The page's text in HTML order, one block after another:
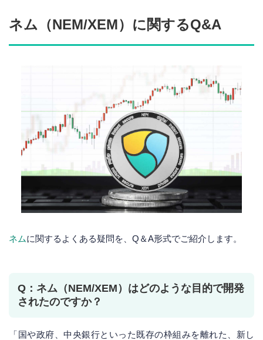
ネム（NEM/XEM）に関するQ&A
ネムに関するよくある疑問を、Q＆A形式でご紹介します。
Q：ネム（NEM/XEM）はどのような目的で開発
されたのですか？
「国や政府、中央銀行といった既存の枠組みを離れた、新し